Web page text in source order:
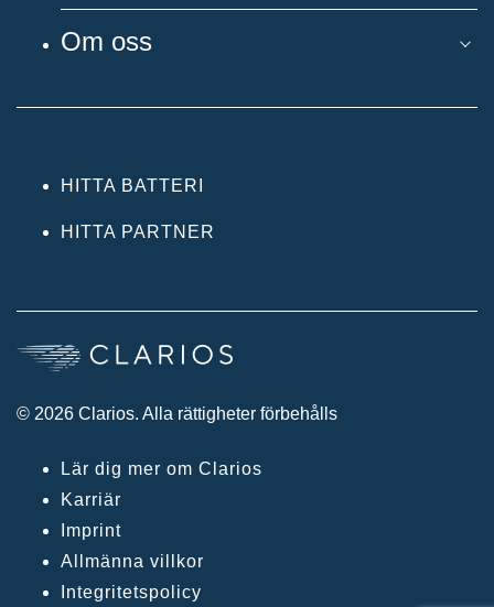
Om oss
HITTA BATTERI
HITTA PARTNER
© 2026 Clarios. Alla rättigheter förbehålls
Lär dig mer om Clarios
Karriär
Imprint
Allmänna villkor
Integritetspolicy